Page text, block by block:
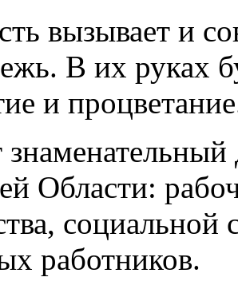
вызывает и
В их руках
и
знаменательный
Области:
работников.